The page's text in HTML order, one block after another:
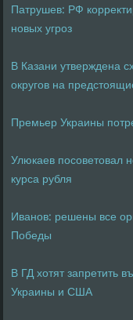
Патрушев: РФ
новых угроз
В Казани утверждена
округов на
Премьер Украины
Улюкаев посоветовал
курса рубля
Иванов: решены все
Победы
В ГД хотят запретить
Украины и США